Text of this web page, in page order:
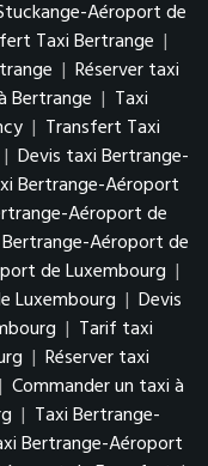
Aéroport de
Taxi Bertrange |
| Réserver taxi
Bertrange | Taxi
| Transfert Taxi
| Devis taxi Bertrange-
Bertrange-Aéroport
Aéroport de
Aéroport de
de Luxembourg |
Luxembourg | Devis
| Tarif taxi
| Réserver taxi
| Commander un taxi à
| Taxi Bertrange-
Bertrange-Aéroport